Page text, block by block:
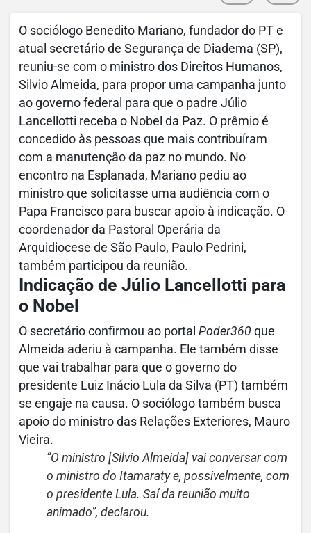
O sociólogo Benedito Mariano, fundador do PT e
atual secretário de Segurança de Diadema (SP),
reuniu-se com o ministro dos Direitos Humanos,
Silvio Almeida, para propor uma campanha junto
ao governo federal para que o padre Júlio
Lancellotti receba o Nobel da Paz. O prêmio é
concedido às pessoas que mais contribuíram
com a manutenção da paz no mundo. No
encontro na Esplanada, Mariano pediu ao
ministro que solicitasse uma audiência com o
Papa Francisco para buscar apoio à indicação. O
coordenador da Pastoral Operária da
Arquidiocese de São Paulo, Paulo Pedrini,
também participou da reunião.
Indicação de Júlio Lancellotti para
o Nobel
O secretário confirmou ao portal Poder360 que
Almeida aderiu à campanha. Ele também disse
que vai trabalhar para que o governo do
presidente Luiz Inácio Lula da Silva (PT) também
se engaje na causa. O sociólogo também busca
apoio do ministro das Relações Exteriores, Mauro
Vieira.
“O ministro [Silvio Almeida] vai conversar com
o ministro do Itamaraty e, possivelmente, com
o presidente Lula. Saí da reunião muito
animado”, declarou.